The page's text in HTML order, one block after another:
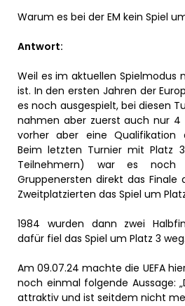
Warum es bei der EM kein Spiel
Antwort:
Weil es im aktuellen Spielmodus
ist. In den ersten Jahren der
es noch ausgespielt, bei diesen
nahmen aber zuerst auch nur 4
vorher aber eine Qualifikation
Beim letzten Turnier mit Platz
Teilnehmern) war es
Gruppenersten direkt das Finale
Zweitplatzierten das Spiel um
1984 wurden dann zwei
dafür fiel das Spiel um Platz 3 weg.
Am 09.07.24 machte die UEFA
noch einmal folgende Aussage:
attraktiv und ist seitdem nicht